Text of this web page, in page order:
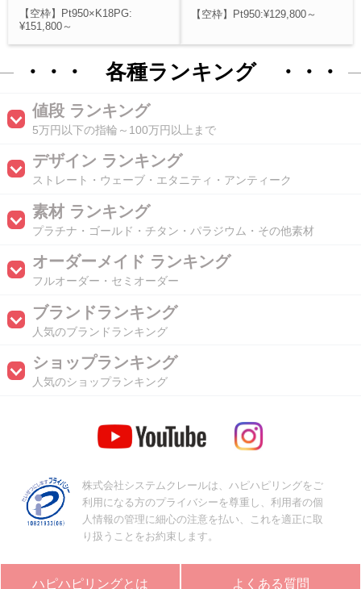
【空枠】Pt950×K18PG:
¥151,800～
【空枠】Pt950:¥129,800～
・・・ 各種ランキング ・・・
値段 ランキング
5万円以下の指輪～100万円以上まで
デザイン ランキング
ストレート・ウェーブ・エタニティ・アンティーク
素材 ランキング
プラチナ・ゴールド・チタン・パラジウム・その他素材
オーダーメイド ランキング
フルオーダー・セミオーダー
ブランドランキング
人気のブランドランキング
ショップランキング
人気のショップランキング
株式会社システムクレールは、ハピハピリングをご
利用になる方のプライバシーを尊重し、利用者の個
人情報の管理に細心の注意を払い、これを適正に取
り扱うことをお約束します。
ハピハピリングとは よくある質問